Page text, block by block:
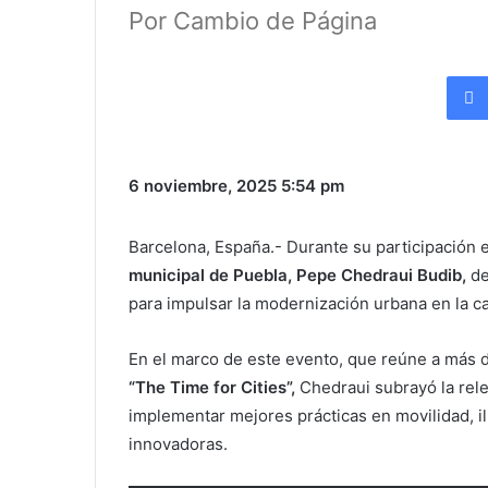
Por Cambio de Página
6 noviembre, 2025 5:54 pm
Barcelona, España.- Durante su participación
municipal de Puebla, Pepe Chedraui Budib,
para impulsar la modernización urbana en la
En el marco de este evento, que reúne a más
“The Time for Cities”, Chedraui subrayó la
implementar mejores prácticas en movilidad,
innovadoras.